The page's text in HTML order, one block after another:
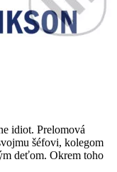
idiot. Prelomová
šéfovi, kolegom
deťom. Okrem toho